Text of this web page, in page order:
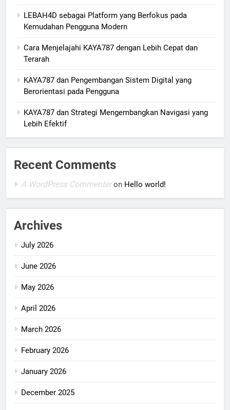
LEBAH4D sebagai Platform yang Berfokus pada
Kemudahan Pengguna Modern
Cara Menjelajahi KAYA787 dengan Lebih Cepat dan
Terarah
KAYA787 dan Pengembangan Sistem Digital yang
Berorientasi pada Pengguna
KAYA787 dan Strategi Mengembangkan Navigasi yang
Lebih Efektif
Recent Comments
A WordPress Commenteron Hello world!
Archives
July 2026
June 2026
May 2026
April 2026
March 2026
February 2026
January 2026
December 2025